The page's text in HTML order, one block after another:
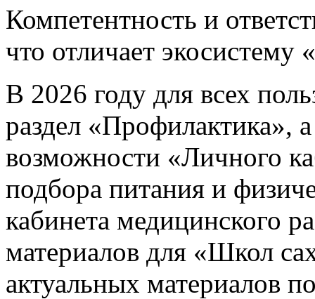
Компетентность и
что отличает экосистему
В 2026 году для всех
раздел «Профилактика»,
возможности «Личного
подбора питания и
кабинета медицинского
материалов для «Школ
актуальных материалов